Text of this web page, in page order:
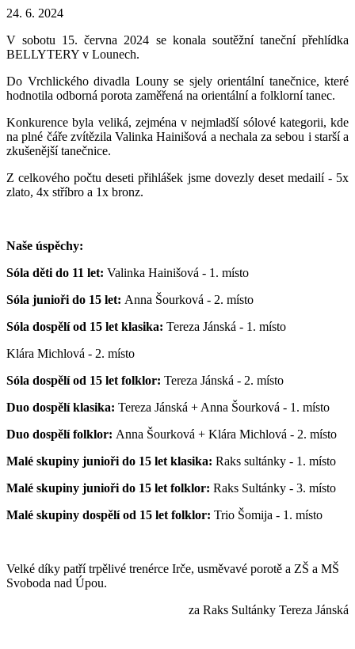
24. 6. 2024
V sobotu 15. června 2024 se konala soutěžní taneční přehlídka
BELLYTERY v Lounech.
Do Vrchlického divadla Louny se sjely orientální tanečnice, které
hodnotila odborná porota zaměřená na orientální a folklorní tanec.
Konkurence byla veliká, zejména v nejmladší sólové kategorii, kde
na plné čáře zvítězila Valinka Hainišová a nechala za sebou i starší a
zkušenější tanečnice.
Z celkového počtu deseti přihlášek jsme dovezly deset medailí - 5x
zlato, 4x stříbro a 1x bronz.
Naše úspěchy:
Sóla děti do 11 let: Valinka Hainišová - 1. místo
Sóla junioři do 15 let: Anna Šourková - 2. místo
Sóla dospělí od 15 let klasika: Tereza Jánská - 1. místo
Klára Michlová - 2. místo
Sóla dospělí od 15 let folklor: Tereza Jánská - 2. místo
Duo dospělí klasika: Tereza Jánská + Anna Šourková - 1. místo
Duo dospělí folklor: Anna Šourková + Klára Michlová - 2. místo
Malé skupiny junioři do 15 let klasika: Raks sultánky - 1. místo
Malé skupiny junioři do 15 let folklor: Raks Sultánky - 3. místo
Malé skupiny dospělí od 15 let folklor: Trio Šomija - 1. místo
Velké díky patří trpělivé trenérce Irče, usměvavé porotě a ZŠ a MŠ
Svoboda nad Úpou.
za Raks Sultánky Tereza Jánská